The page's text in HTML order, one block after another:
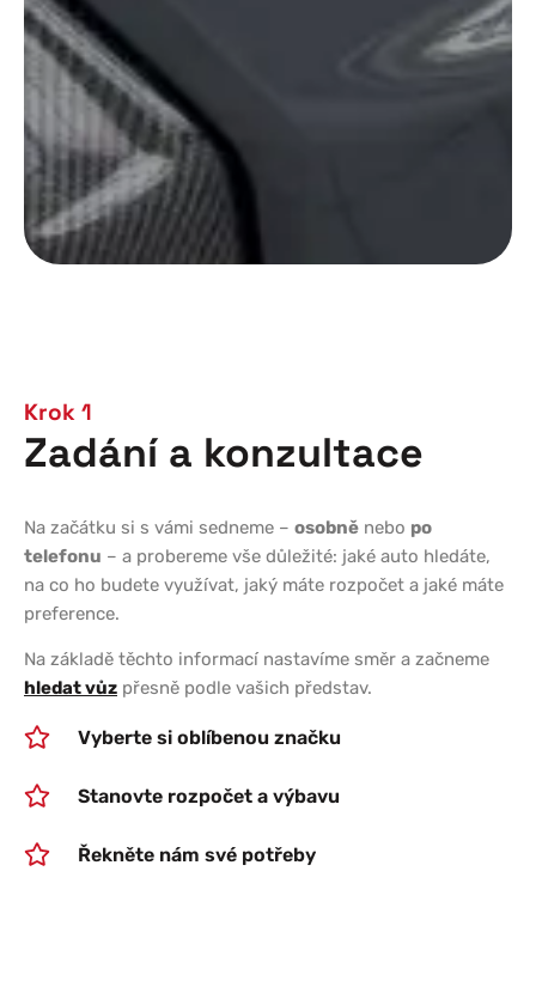
Krok 1
Zadání a konzultace
Na začátku si s vámi sedneme – osobně nebo po
telefonu – a probereme vše důležité: jaké auto hledáte,
na co ho budete využívat, jaký máte rozpočet a jaké máte
preference.
Na základě těchto informací nastavíme směr a začneme
hledat vůz přesně podle vašich představ.
Vyberte si oblíbenou značku
Stanovte rozpočet a výbavu
Řekněte nám své potřeby